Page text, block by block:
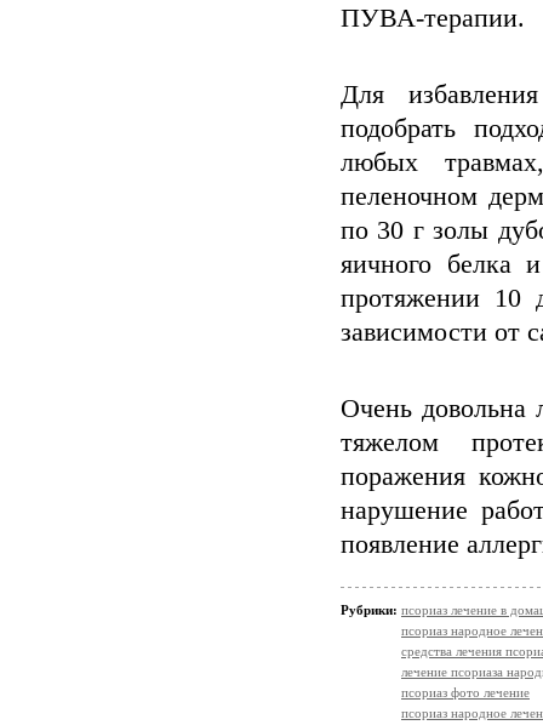
ПУВА-терапии.
Для
подобрать
любых
пеленочном
по 30 г золы
яичного белка
протяжении 10
зависимости от
Очень довольна
тяжелом
поражения
нарушение
появление
Рубрики: псориаз лечение в
псориаз народное
средства лечения
лечение псориаза
псориаз фото лечение
псориаз народное